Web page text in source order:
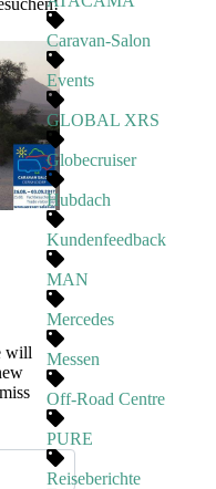
will
Caravan-Salon
Events
GLOBAL XRS
Globecruiser
Hubdach
Kundenfeedback
MAN
Mercedes
Messen
Off-Road Centre
PURE
Reiseberichte